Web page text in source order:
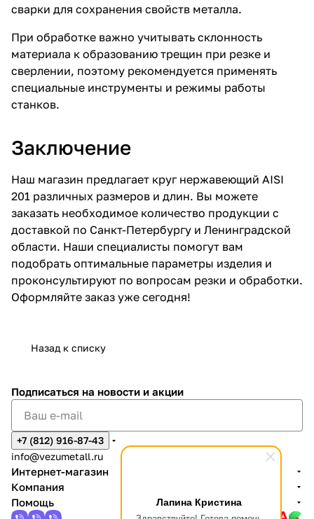
Лапина Кристина
сварки для сохранения свойств металла.
При обработке важно учитывать склонность
материала к образованию трещин при резке и
сверлении, поэтому рекомендуется применять
специальные инструменты и режимы работы
станков.
Заключение
Наш магазин предлагает круг нержавеющий AISI
201 различных размеров и длин. Вы можете
заказать необходимое количество продукции с
доставкой по Санкт-Петербургу и Ленинградской
области. Наши специалисты помогут вам
подобрать оптимальные параметры изделия и
проконсультируют по вопросам резки и обработки.
Оформляйте заказ уже сегодня!
Назад к списку
Подписаться на новости и акции
+7 (812) 916-87-43
info@vezumetall.ru
Интернет-магазин
Компания
Помощь